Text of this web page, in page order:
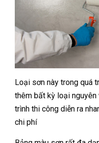
Loại sơn này trong quá
thêm bất kỳ loại nguyên
trình thi công diễn ra
chi phí